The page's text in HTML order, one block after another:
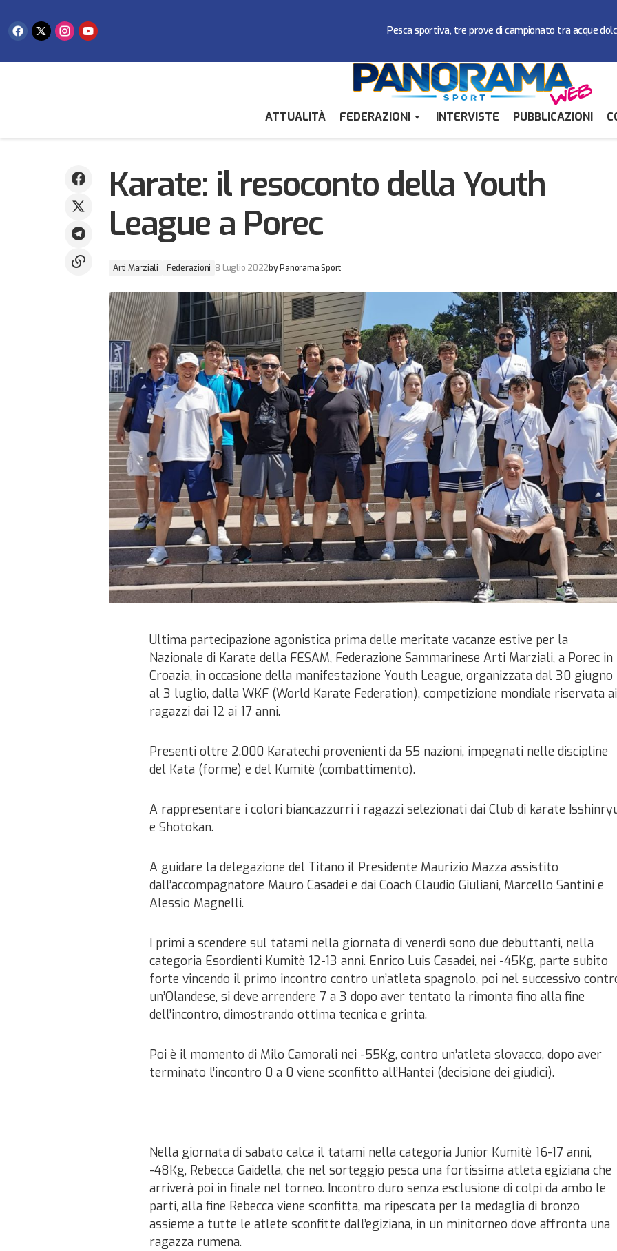
Pesca sportiva, tre prove di campionato tra acque
ATTUALITÀ FEDERAZIONI INTERVISTE PUBBLICAZIONI
Karate: il resoconto della Youth
League a Porec
Arti Marziali Federazioni 8 Luglio 2022by Panorama Sport
Ultima partecipazione agonistica prima delle meritate vacanze estive per la
Nazionale di Karate della FESAM, Federazione Sammarinese Arti Marziali, a Porec in
Croazia, in occasione della manifestazione Youth League, organizzata dal 30 giugno
al 3 luglio, dalla WKF (World Karate Federation), competizione mondiale riservata ai
ragazzi dai 12 ai 17 anni.
Presenti oltre 2.000 Karatechi provenienti da 55 nazioni, impegnati nelle discipline
del Kata (forme) e del Kumitè (combattimento).
A rappresentare i colori biancazzurri i ragazzi selezionati dai Club di karate
e Shotokan.
A guidare la delegazione del Titano il Presidente Maurizio Mazza assistito
dall’accompagnatore Mauro Casadei e dai Coach Claudio Giuliani, Marcello Santini e
Alessio Magnelli.
I primi a scendere sul tatami nella giornata di venerdì sono due debuttanti, nella
categoria Esordienti Kumitè 12-13 anni. Enrico Luis Casadei, nei -45Kg, parte subito
forte vincendo il primo incontro contro un’atleta spagnolo, poi nel successivo
un’Olandese, si deve arrendere 7 a 3 dopo aver tentato la rimonta fino alla fine
dell’incontro, dimostrando ottima tecnica e grinta.
Poi è il momento di Milo Camorali nei -55Kg, contro un’atleta slovacco, dopo aver
terminato l’incontro 0 a 0 viene sconfitto all’Hantei (decisione dei giudici).
Nella giornata di sabato calca il tatami nella categoria Junior Kumitè 16-17 anni,
-48Kg, Rebecca Gaidella, che nel sorteggio pesca una fortissima atleta egiziana che
arriverà poi in finale nel torneo. Incontro duro senza esclusione di colpi da ambo le
parti, alla fine Rebecca viene sconfitta, ma ripescata per la medaglia di bronzo
assieme a tutte le atlete sconfitte dall’egiziana, in un minitorneo dove affronta una
ragazza rumena.